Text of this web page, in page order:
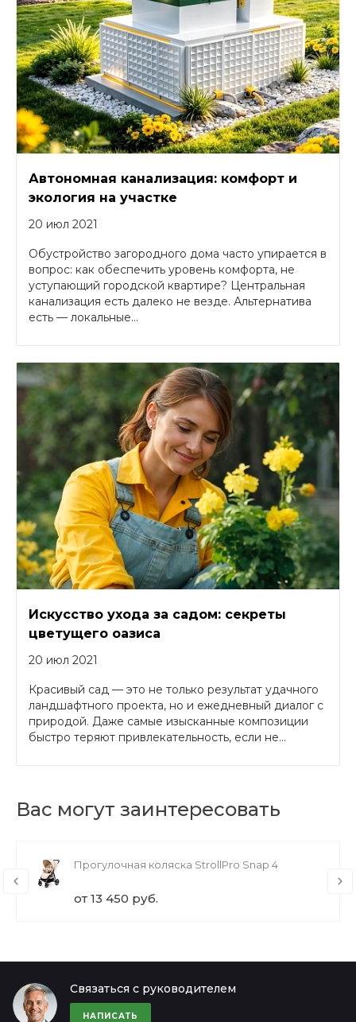
Автономная канализация: комфорт и
экология на участке
20 июл 2021
Обустройство загородного дома часто упирается в
вопрос: как обеспечить уровень комфорта, не
уступающий городской квартире? Центральная
канализация есть далеко не везде. Альтернатива
есть — локальные...
Искусство ухода за садом: секреты
цветущего оазиса
20 июл 2021
Красивый сад — это не только результат удачного
ландшафтного проекта, но и ежедневный диалог с
природой. Даже самые изысканные композиции
быстро теряют привлекательность, если не...
Вас могут заинтересовать
Прогулочная коляска StrollPro Snap 4
от 13 450 руб.
Связаться с руководителем
НАПИСАТЬ